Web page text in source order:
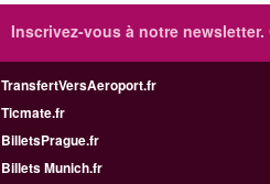
Inscrivez-vous à notre
TransfertVersAeroport.fr
Ticmate.fr
BilletsPrague.fr
Billets Munich.fr